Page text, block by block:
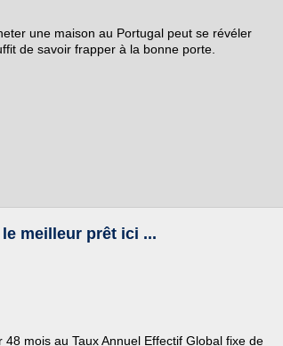
une maison au Portugal peut se révéler
de savoir frapper à la bonne porte.
meilleur prêt ici ...
mois au Taux Annuel Effectif Global fixe de